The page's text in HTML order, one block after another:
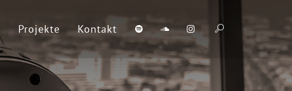
Projekte Kontakt